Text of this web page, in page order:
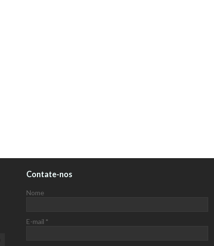
Contate-nos
Nome
E-mail *